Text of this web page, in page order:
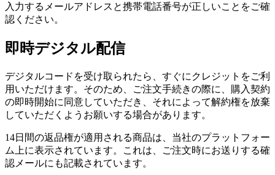
入力するメールアドレスと携帯電話番号が正しいことをご確
認ください。
即時デジタル配信
デジタルコードを受け取られたら、すぐにクレジットをご利
用いただけます。そのため、ご注文手続きの際に、購入契約
の即時開始に同意していただき、それによって解約権を放棄
していただくようお願いする場合があります。
14日間の返品権が適用される商品は、当社のプラットフォー
ム上に表示されています。これは、ご注文時にお送りする確
認メールにも記載されています。